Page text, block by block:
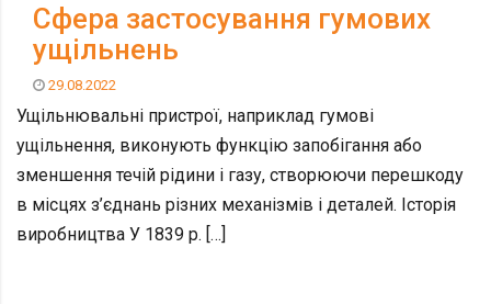
Сфера застосування гумових
ущільнень
29.08.2022
Ущільнювальні пристрої, наприклад гумові
ущільнення, виконують функцію запобігання або
зменшення течій рідини і газу, створюючи перешкоду
в місцях з’єднань різних механізмів і деталей. Історія
виробництва У 1839 р. […]